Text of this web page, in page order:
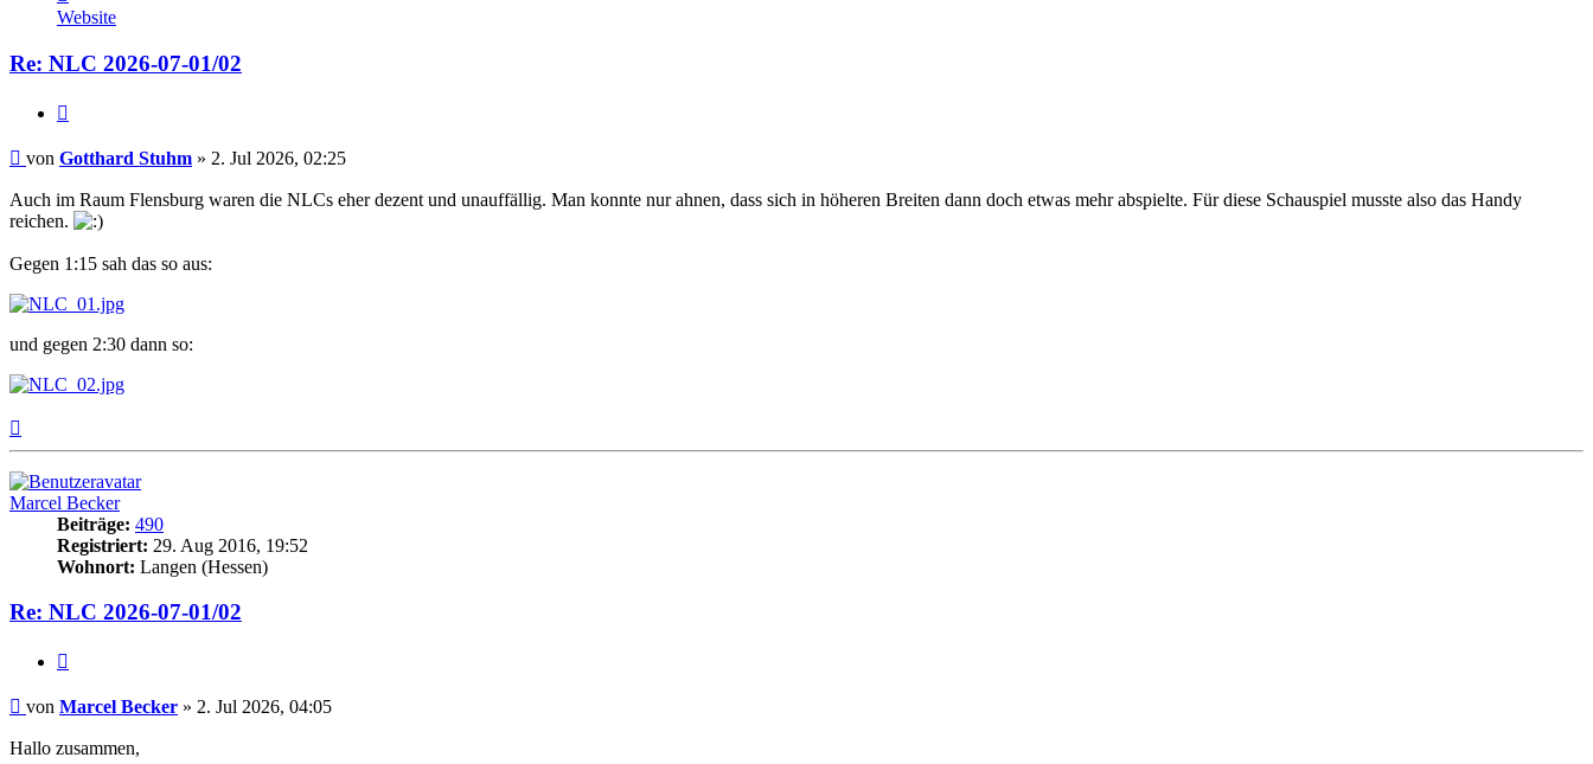
von
Gotthard
Stuhm
Website
Re: NLC 2026-07-01/02
Beitrag
von Gotthard Stuhm » 2. Jul 2026, 02:25
Auch im Raum Flensburg waren die NLCs eher dezent und unauffällig. Man konnte nur ahnen, dass sich in höheren Breiten dann doch etwas mehr abspielte. Für diese Schauspiel musste also das Handy
reichen.
Gegen 1:15 sah das so aus:
und gegen 2:30 dann so:
Marcel Becker
Beiträge: 490
Registriert: 29. Aug 2016, 19:52
Wohnort: Langen (Hessen)
Re: NLC 2026-07-01/02
Beitrag
von Marcel Becker » 2. Jul 2026, 04:05
Hallo zusammen,